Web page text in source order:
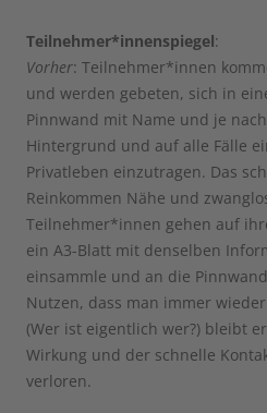
Teilnehmer*innenspiegel:
Vorher: Teilnehmer*innen
und werden gebeten, sich in
Pinnwand mit Name und je
Hintergrund und auf alle Fälle
Privatleben einzutragen. Das
Reinkommen Nähe und
Teilnehmer*innen gehen auf
ein A3-Blatt mit denselben
einsammle und an die
Nutzen, dass man immer
(Wer ist eigentlich wer?) bleibt
Wirkung und der schnelle
verloren.